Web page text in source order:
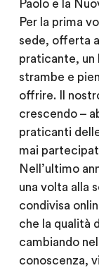
Paolo e la
Per la prima
sede, offerta
praticante, un
strambe e
offrire. Il
crescendo –
praticanti
mai
Nell’ultimo
una volta alla
condivisa
che la qualità
cambiando
conoscenza,